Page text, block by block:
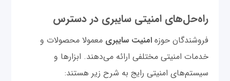
راه‌حل‌های امنیتی سایبری در دسترس
فروشندگان حوزهامنیت سایبری معمولا محصولات و
خدمات امنیتی مختلفی ارائه می‌دهند. ابزارها و
سیستم‌های امنیتی رایج به شرح زیر هستند: